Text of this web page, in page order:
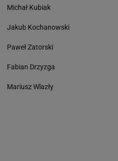
Michał Kubiak
Jakub Kochanowski
Paweł Zatorski
Fabian Drzyzga
Mariusz Wlazły